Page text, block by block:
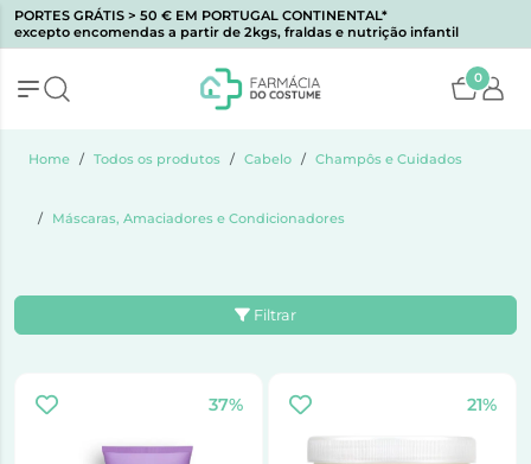
PORTES GRÁTIS > 50 € EM PORTUGAL CONTINENTAL*
excepto encomendas a partir de 2kgs, fraldas e nutrição infantil
0
Home Todos os produtos Cabelo Champôs e Cuidados
Máscaras, Amaciadores e Condicionadores
Filtrar
37% 21%